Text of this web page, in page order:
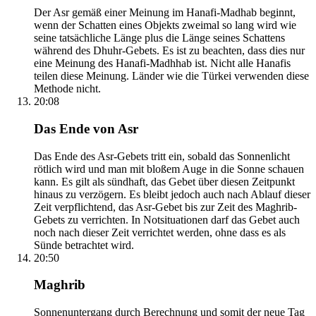
Der Asr gemäß einer Meinung im Hanafi-Madhab beginnt,
wenn der Schatten eines Objekts zweimal so lang wird wie
seine tatsächliche Länge plus die Länge seines Schattens
während des Dhuhr-Gebets. Es ist zu beachten, dass dies nur
eine Meinung des Hanafi-Madhhab ist. Nicht alle Hanafis
teilen diese Meinung. Länder wie die Türkei verwenden diese
Methode nicht.
20:08
Das Ende von Asr
Das Ende des Asr-Gebets tritt ein, sobald das Sonnenlicht
rötlich wird und man mit bloßem Auge in die Sonne schauen
kann. Es gilt als sündhaft, das Gebet über diesen Zeitpunkt
hinaus zu verzögern. Es bleibt jedoch auch nach Ablauf dieser
Zeit verpflichtend, das Asr-Gebet bis zur Zeit des Maghrib-
Gebets zu verrichten. In Notsituationen darf das Gebet auch
noch nach dieser Zeit verrichtet werden, ohne dass es als
Sünde betrachtet wird.
20:50
Maghrib
Sonnenuntergang durch Berechnung und somit der neue Tag